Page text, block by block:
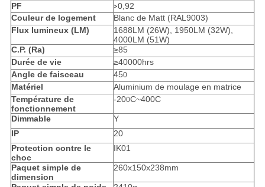
PF
>0,92
Couleur de logement
Blanc de Matt (RAL9003)
Flux lumineux (LM)
1688LM (26W), 1950LM (32W),
4000LM (51W)
C.P. (Ra)
≥85
Durée de vie
≥40000hrs
Angle de faisceau
450
Matériel
Aluminium de moulage en matrice
Température de
fonctionnement
-200C~400C
Dimmable
Y
IP
20
Protection contre le
choc
IK01
Paquet simple de
dimension
260x150x238mm